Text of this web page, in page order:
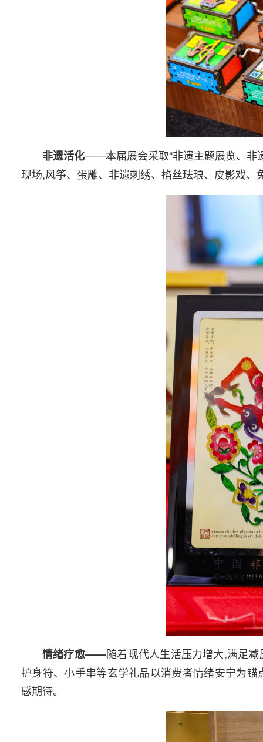
非遗活化——本届展会采取“非遗主题展览、非
现场,风筝、蛋雕、非遗刺绣、掐丝珐琅、皮影戏
情绪疗愈——随着现代人生活压力增大,满足
护身符、小手串等玄学礼品以消费者情绪安宁为
感期待。